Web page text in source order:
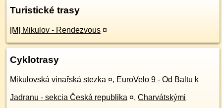
Turistické trasy
[M] Mikulov - Rendezvous ¤
Cyklotrasy
Mikulovská vinařská stezka ¤, EuroVelo 9 - Od Baltu k
Jadranu - sekcia Česká republika ¤, Charvátskými